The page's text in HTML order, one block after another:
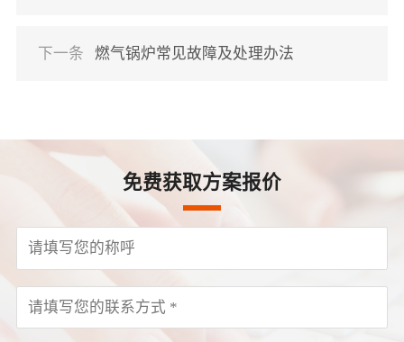
下一条 燃气锅炉常见故障及处理办法
免费获取方案报价